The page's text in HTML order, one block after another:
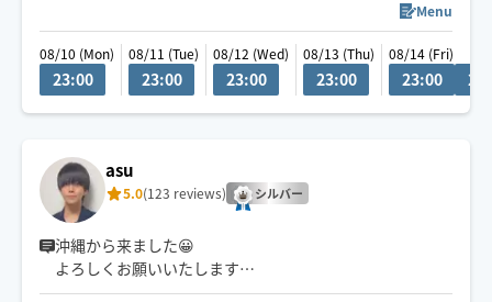
医療従事者のため女性の方も安心して施術をうけていた
だけます
横浜周辺22:00より、都内23:00頃より賜っております
Menu
08/10 (Mon)
23:00
08/11 (Tue)
23:00
08/12 (Wed)
23:00
08/13 (Thu)
23:00
08/14 (Fri)
23:00
asu
5.0(123 reviews) シルバー
沖縄から来ました😀
よろしくお願いいたします